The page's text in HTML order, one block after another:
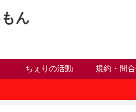
ん
ちぇりの活動 規約・問